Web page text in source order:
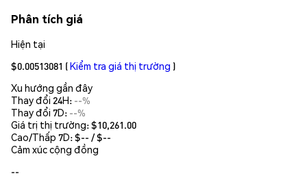
Phân tích giá
Hiện tại
$0.00513081 (Kiểm tra giá thị trường )
Xu hướng gần đây
Thay đổi 24H: --%
Thay đổi 7D: --%
Giá trị thị trường:$10,261.00
Cao/Thấp 7D: $-- / $--
Cảm xúc cộng đồng
--